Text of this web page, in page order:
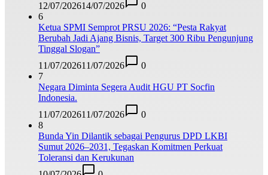
12/07/202614/07/2026
0
6
Ketua SPMI Semprot PRSU 2026: “Pesta Rakyat
Berubah Jadi Ajang Bisnis, Target 300 Ribu Pengunjung
Tinggal Slogan”
11/07/202611/07/2026
0
7
Negara Diminta Segera Audit HGU PT Socfin
Indonesia.
11/07/202611/07/2026
0
8
Bunda Yin Dilantik sebagai Pengurus DPD LKBI
Sumut 2026–2031, Tegaskan Komitmen Perkuat
Toleransi dan Kerukunan